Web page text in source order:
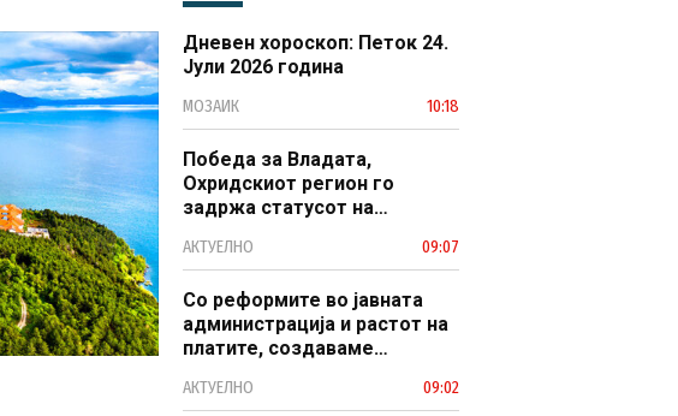
Дневен хороскоп: Петок 24.
Јули 2026 година
МОЗАИК 10:18
Победа за Владата,
Охридскиот регион го
задржа статусот на
наследство
АКТУЕЛНО 09:07
Со реформите во јавната
администрација и растот на
платите, создаваме
модерен јавен сектор
АКТУЕЛНО 09:02